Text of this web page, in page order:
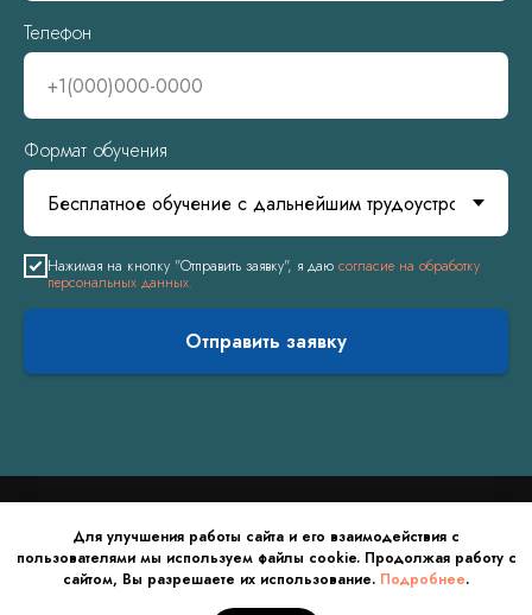
Телефон
Формат обучения
Нажимая на кнопку "Отправить заявку", я даю согласие на обработку
персональных данных.
Отправить заявку
© Институт Лучевой Диагностики 2017-2025
Наверх
Для улучшения работы сайта и его взаимодействия с
пользователями мы используем файлы cookie. Продолжая работу с
сайтом, Вы разрешаете их использование. Подробнее.